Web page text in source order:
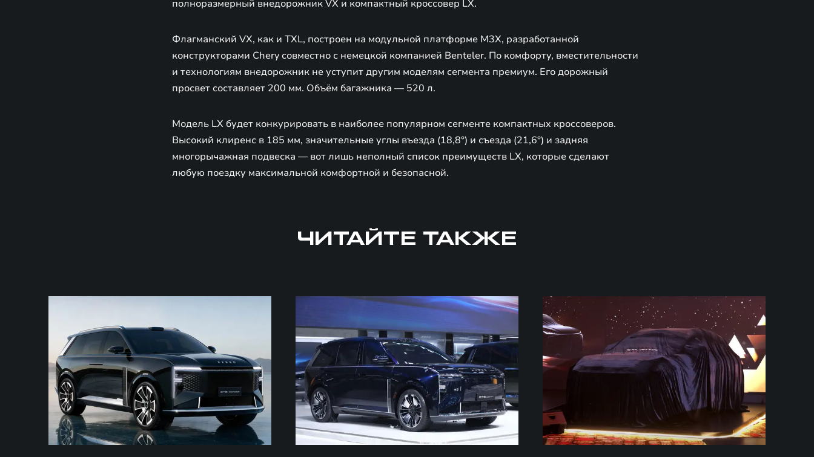
полноразмерный внедорожник VX и компактный кроссовер LX.
Флагманский VX, как и TXL, построен на модульной платформе M3X, разработанной
конструкторами Chery совместно с немецкой компанией Benteler. По комфорту, вместительности
и технологиям внедорожник не уступит другим моделям сегмента премиум. Его дорожный
просвет составляет 200 мм. Объём багажника — 520 л.
Модель LX будет конкурировать в наиболее популярном сегменте компактных кроссоверов.
Высокий клиренс в 185 мм, значительные углы въезда (18,8°) и съезда (21,6°) и задняя
многорычажная подвеска — вот лишь неполный список преимуществ LX, которые сделают
любую поездку максимальной комфортной и безопасной.
ЧИТАЙТЕ ТАКЖЕ